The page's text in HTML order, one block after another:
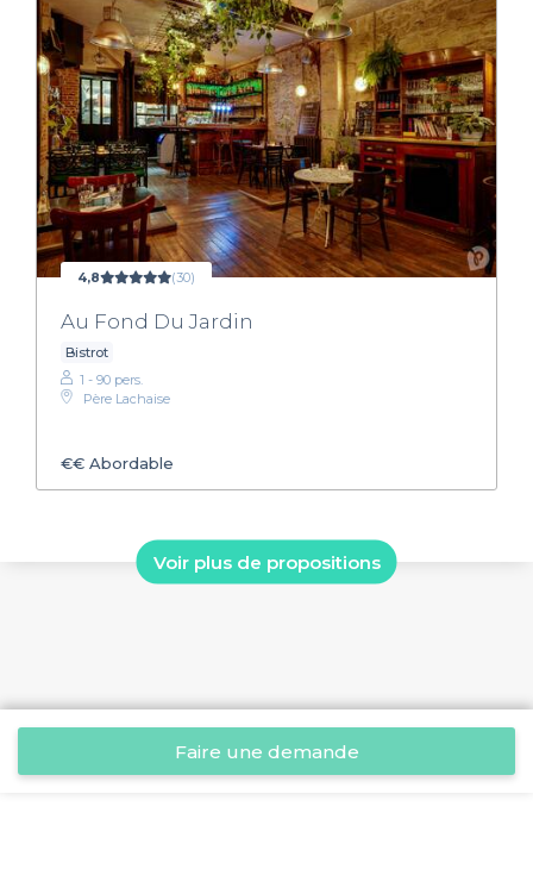
4,8 (30)
Au Fond Du Jardin
Bistrot
1 - 90 pers.
Père Lachaise
€€ Abordable
Voir plus de propositions
Faire une demande